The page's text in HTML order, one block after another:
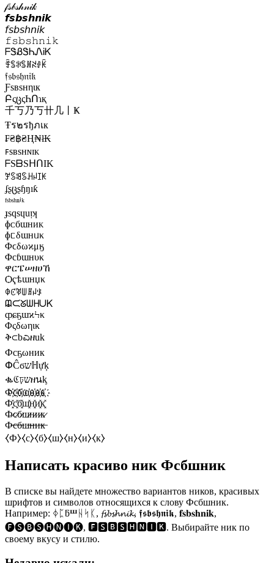
𝒻𝓈𝒷𝓈𝒽𝓃𝒾𝓀
𝙛𝙨𝙗𝙨𝙝𝙣𝙞𝙠
𝘧𝘴𝘣𝘴𝘩𝘯𝘪𝘬
𝚏𝚜𝚋𝚜𝚑𝚗𝚒𝚔
ᖴᏕᏰᏕᏂᏁᎥᏦ
ꄞꌚꋰꌚꍩꋊꂑꀗ
𝔣𝔰𝔟𝔰𝔥𝔫𝔦𝔨
Ƒѕвѕнηιк
ԲςცςҺՈɿқ
千丂乃丂卄几丨Ҝ
Ŧร๒รђภเк
₣₴฿₴Ⱨ₦ł₭
ꜰsʙsʜɴɪᴋ
ᖴSᗷSᕼᑎIK
ꎇꌗꌃꌗꃅꈤꀤꀘ
ʄʂცʂɧŋıƙ
ᶠˢᵇˢʰⁿⁱᵏ
ɟsqsɥuᴉʞ
ɸᴄбɯниᴋ
ɸᥴδɯнᥙκ
Φϲδωϰμӄ
Φсɓɯʜυκ
ዋርፔሠዘሀኸ
Ѻҁѣɯʜџκ
ꂈꊐꃥꅐꍬꈤꂪ
ᙨᙅᘜᗯᕼᑌᏦ
ȹɕҕɯϰϞκ
Φςδωηικ
ቅ⊂bಎዘuk
Фсҕωник
ՓĈϭשℍựķ
ቈℭঢ়שዘนᶄ
Ф҉с҉б҉ш҉н҉и҉к҉
Ф͓̽с͓̽б͓̽ш͓̽н͓̽и͓̽к͓̽
Ф̷с̷б̷ш̷н̷и̷к̷
Ф̶с̶б̶ш̶н̶и̶к̶
⧼Ф⧽⧼с⧽⧼б⧽⧼ш⧽⧼н⧽⧼и⧽⧼к⧽
Написать красиво ник Фсбшник
В списке вы найдете множество вариантов ников, красивых
шрифтов и символов относящихся к слову Фсбшник.
Например: ᛄᛈƃⰞᚺᛋᛕ, 𝓯𝓼𝓫𝓼𝓱𝓷𝓲𝓴, 𝖋𝖘𝖇𝖘𝖍𝖓𝖎𝖐, 𝐟𝐬𝐛𝐬𝐡𝐧𝐢𝐤,
🅕🅢🅑🅢🅗🅝🅘🅚, 🅵🆂🅱🆂🅷🅽🅸🅺. Выбирайте ник по
своему вкусу и стилю.